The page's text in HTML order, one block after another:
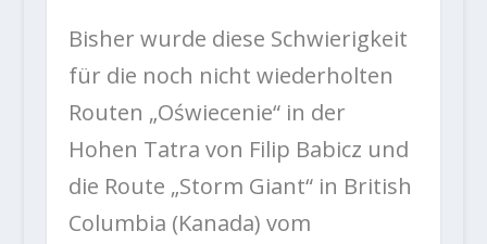
Bisher wurde diese Schwierigkeit
für die noch nicht wiederholten
Routen „Oświecenie“ in der
Hohen Tatra von Filip Babicz und
die Route „Storm Giant“ in British
Columbia (Kanada) vom